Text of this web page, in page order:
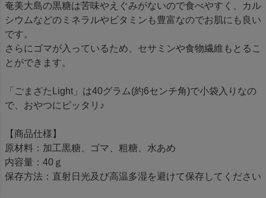
奄美大島の黒糖は苦味やえぐみがないので食べやすく、カル
シウムなどのミネラルやビタミンも豊富なのでお肌にも良い
です。
さらにゴマが入っているため、セサミンや食物繊維もとるこ
とができます。
「ごまざたLight」は40グラム(約6センチ角)で小袋入りなの
で、おやつにピッタリ♪
【商品仕様】
原材料：加工黒糖、ゴマ、粗糖、水あめ
内容量：40ｇ
保存方法：直射日光及び高温多湿を避けて保存してください